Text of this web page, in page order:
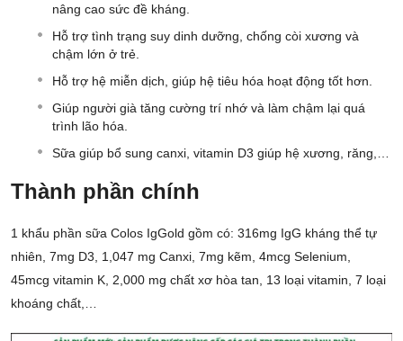
nâng cao sức đề kháng.
Hỗ trợ tình trạng suy dinh dưỡng, chống còi xương và
chậm lớn ở trẻ.
Hỗ trợ hệ miễn dịch, giúp hệ tiêu hóa hoạt động tốt hơn.
Giúp người già tăng cường trí nhớ và làm chậm lại quá
trình lão hóa.
Sữa giúp bổ sung canxi, vitamin D3 giúp hệ xương, răng,…
Thành phần chính
1 khẩu phần sữa Colos IgGold gồm có: 316mg IgG kháng thể tự
nhiên, 7mg D3, 1,047 mg Canxi, 7mg kẽm, 4mcg Selenium,
45mcg vitamin K, 2,000 mg chất xơ hòa tan, 13 loại vitamin, 7 loại
khoáng chất,…